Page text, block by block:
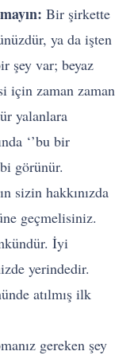
Bir şirkette
ya da işten
şey var; beyaz
için zaman zaman
yalanlara
‘’bu bir
görünür.
sizin hakkınızda
geçmelisiniz.
İyi
yerindedir.
atılmış ilk
gereken şey